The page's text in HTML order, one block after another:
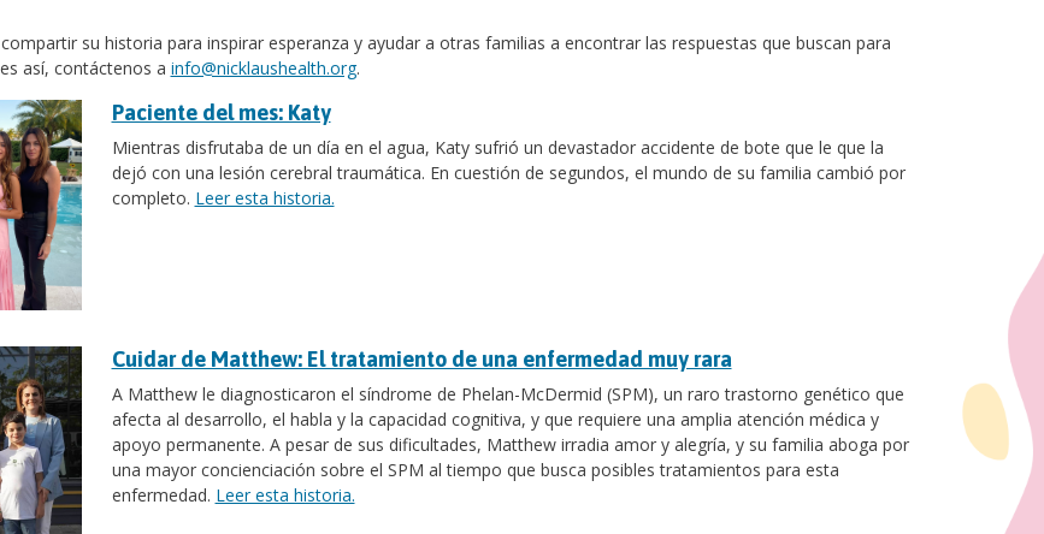
su historia para inspirar esperanza y ayudar a otras familias a encontrar las respuestas que buscan para
así, contáctenos a info@nicklaushealth.org.
Paciente del mes: Katy
Mientras disfrutaba de un día en el agua, Katy sufrió un devastador accidente de bote que le que la
dejó con una lesión cerebral traumática. En cuestión de segundos, el mundo de su familia cambió por
completo. Leer esta historia.
Cuidar de Matthew: El tratamiento de una enfermedad muy rara
A Matthew le diagnosticaron el síndrome de Phelan-McDermid (SPM), un raro trastorno genético que
afecta al desarrollo, el habla y la capacidad cognitiva, y que requiere una amplia atención médica y
apoyo permanente. A pesar de sus dificultades, Matthew irradia amor y alegría, y su familia aboga por
una mayor concienciación sobre el SPM al tiempo que busca posibles tratamientos para esta
enfermedad. Leer esta historia.